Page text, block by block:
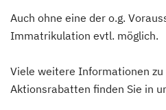
Auch ohne eine der o.g.
Immatrikulation evtl. möglich.
Viele weitere Informationen zu
Aktionsrabatten finden Sie in